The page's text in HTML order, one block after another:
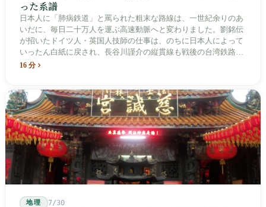
った系譜
日本人に「肺病鉄道」と罵られた粗末な路線は、一世紀余りのあ
いだに、毎日二十万人を運ぶ高速動脈へと変わりました。劉銘伝
が招いたドイツ人・英国人技師の仕事は、のちに日本人によって
いったん白紙に戻され、長谷川謹介の縦貫線も戦後の台湾鉄路に
よって改名・改番されました。どの世代も前の世代の記録を脚注
治スローガン、そしてようやくプユマ・タロコの世代になって、
先住民族の地名が再びレールの上に敷き戻されたのです。
16 分
地理 7/30